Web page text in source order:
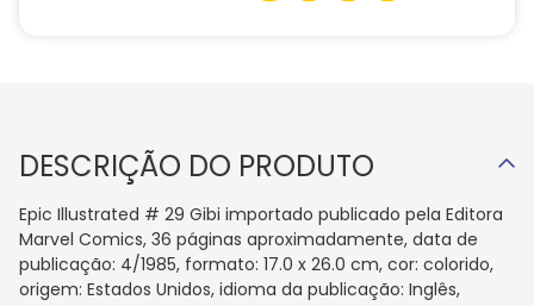
DESCRIÇÃO DO PRODUTO
Epic Illustrated # 29 Gibi importado publicado pela Editora
Marvel Comics, 36 páginas aproximadamente, data de
publicação: 4/1985, formato: 17.0 x 26.0 cm, cor: colorido,
origem: Estados Unidos, idioma da publicação: Inglês,